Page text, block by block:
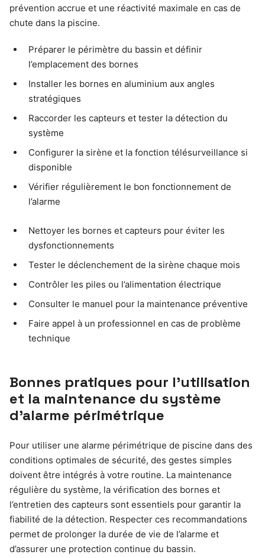
prévention accrue et une réactivité maximale en cas de
chute dans la piscine.
Préparer le périmètre du bassin et définir
l’emplacement des bornes
Installer les bornes en aluminium aux angles
stratégiques
Raccorder les capteurs et tester la détection du
système
Configurer la sirène et la fonction télésurveillance si
disponible
Vérifier régulièrement le bon fonctionnement de
l’alarme
Nettoyer les bornes et capteurs pour éviter les
dysfonctionnements
Tester le déclenchement de la sirène chaque mois
Contrôler les piles ou l’alimentation électrique
Consulter le manuel pour la maintenance préventive
Faire appel à un professionnel en cas de problème
technique
Bonnes pratiques pour l’utilisation
et la maintenance du système
d’alarme périmétrique
Pour utiliser une alarme périmétrique de piscine dans des
conditions optimales de sécurité, des gestes simples
doivent être intégrés à votre routine. La maintenance
régulière du système, la vérification des bornes et
l’entretien des capteurs sont essentiels pour garantir la
fiabilité de la détection. Respecter ces recommandations
permet de prolonger la durée de vie de l’alarme et
d’assurer une protection continue du bassin.